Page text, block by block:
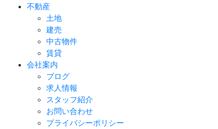
不動産
土地
建売
中古物件
賃貸
会社案内
ブログ
求人情報
スタッフ紹介
お問い合わせ
プライバシーポリシー